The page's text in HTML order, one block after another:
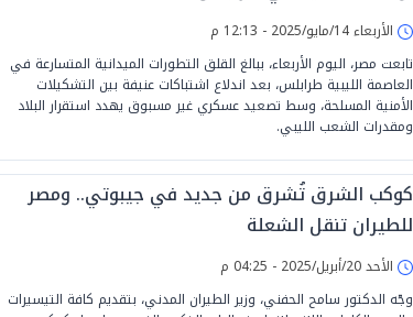
الأربعاء 14/مايو/2025 - 12:13 م
تابعت مصر، اليوم الأربعاء، ببالغ القلق التطورات الميدانية المتسارعة في
العاصمة الليبية طرابلس، بعد اندلاع اشتباكات عنيفة بين التشكيلات
الأمنية المسلحة، وسط تصعيد عسكري غير مسبوق يهدد استقرار البلاد
ومقدرات الشعب الليبي.
كوكب الشرق تُشرق من جديد في جيبوتي.. ومصر
للطيران تنقل الشعلة
الأحد 20/أبريل/2025 - 04:25 م
وجّه الدكتور سامح الحفني، وزير الطيران المدني، بتقديم كافة التيسيرات